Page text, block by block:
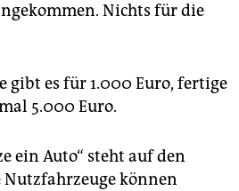
Nichts für die
gibt es für 1.000 Euro, fertige
5.000 Euro.
ein Auto“ steht auf den
Nutzfahrzeuge können